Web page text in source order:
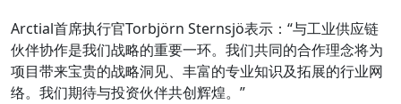
Arctial首席执行官Torbjörn Sternsjö表示：“与工业供应链
伙伴协作是我们战略的重要一环。我们共同的合作理念将为
项目带来宝贵的战略洞见、丰富的专业知识及拓展的行业网
络。我们期待与投资伙伴共创辉煌。”